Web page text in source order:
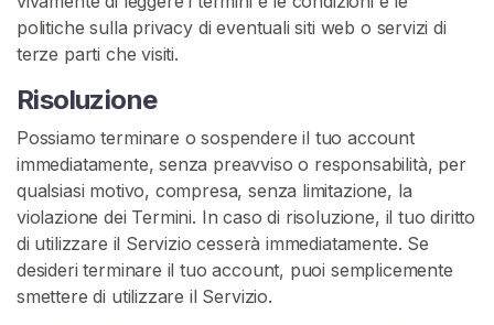
politiche sulla privacy di eventuali siti web o servizi di
terze parti che visiti.
Risoluzione
Possiamo terminare o sospendere il tuo account
immediatamente, senza preavviso o responsabilità, per
qualsiasi motivo, compresa, senza limitazione, la
violazione dei Termini. In caso di risoluzione, il tuo diritto
di utilizzare il Servizio cesserà immediatamente. Se
desideri terminare il tuo account, puoi semplicemente
smettere di utilizzare il Servizio.